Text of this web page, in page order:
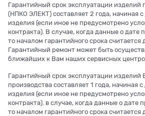
Гарантийный срок эксплуатации изделий
(НПКО ЭЛЕКТ) составляет 2 года, начиная
изделия (если иное не предусмотрено
контракта). В случае, когда данные о дате
то началом гарантийного срока считается
Гарантийный ремонт может быть
ближайших к Вам наших сервисных
Гарантийный срок эксплуатации изделий
производства составляет 1 года, начиная
изделия (если иное не предусмотрено
контракта). в случае, когда данные о дате
то началом гарантийного срока считается